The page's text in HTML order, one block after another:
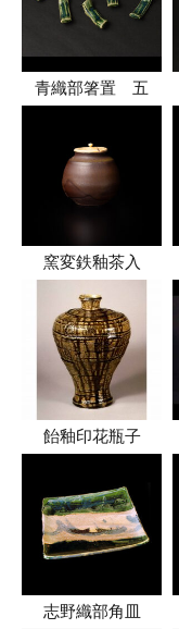
青織部箸置 五
窯変鉄釉茶入
飴釉印花瓶子
志野織部角皿